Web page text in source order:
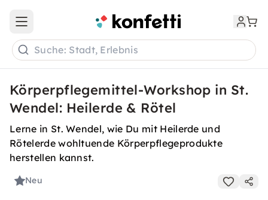
Open main menu
Suche: Stadt, Erlebnis
Körperpflegemittel-Workshop in St.
Wendel: Heilerde & Rötel
Lerne in St. Wendel, wie Du mit Heilerde und
Rötelerde wohltuende Körperpflegeprodukte
herstellen kannst.
Neu